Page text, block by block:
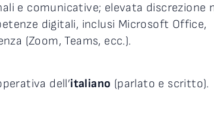
e comunicative; elevata discrezione
digitali, inclusi Microsoft Office,
(Zoom, Teams, ecc.).
dell’italiano (parlato e scritto).